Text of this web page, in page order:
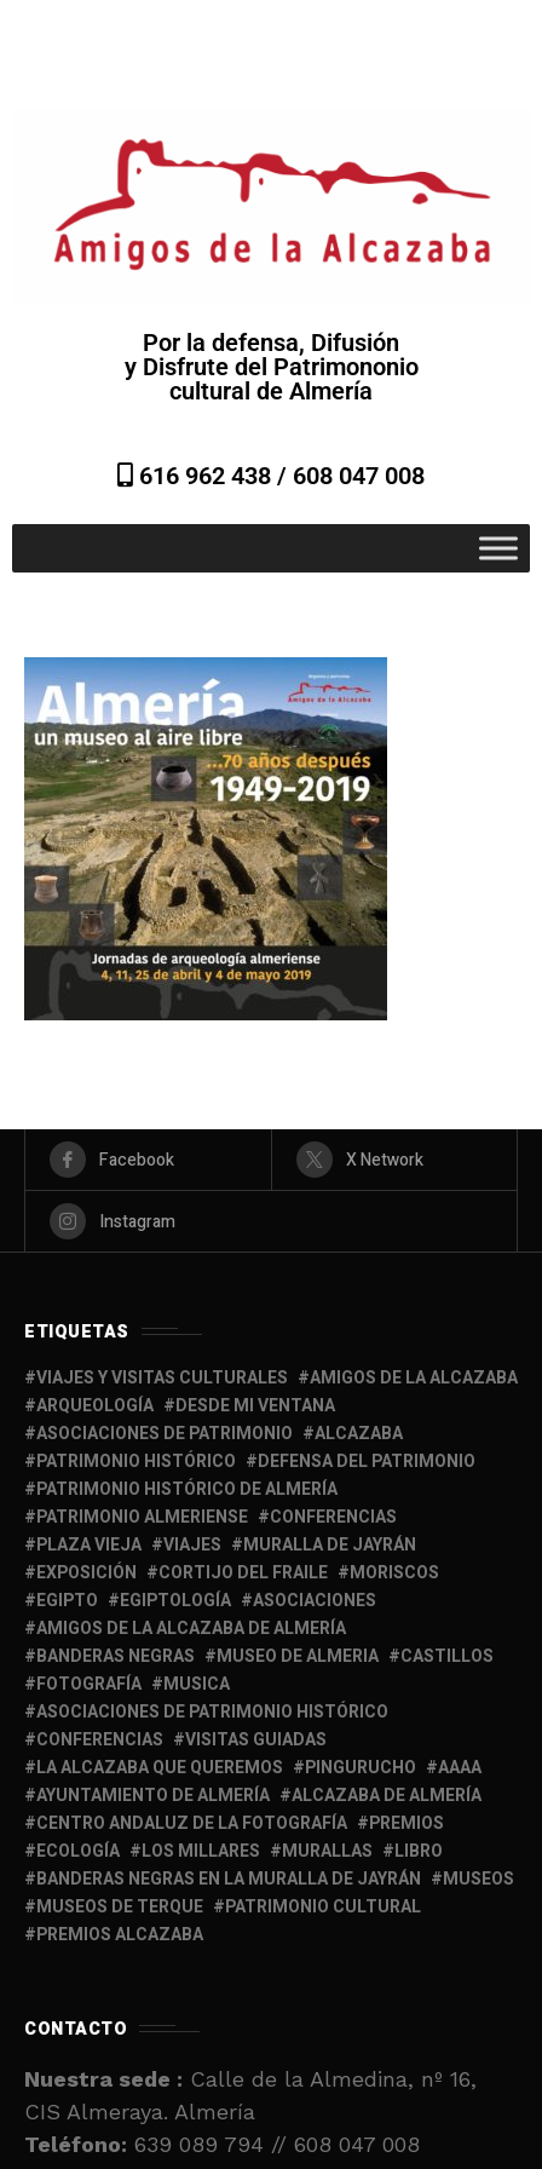
Por la defensa, Difusión
y Disfrute del Patrimononio
cultural de Almería
616 962 438 / 608 047 008
Facebook X Network
Instagram
ETIQUETAS
VIAJES Y VISITAS CULTURALES
AMIGOS DE LA ALCAZABA
ARQUEOLOGÍA
DESDE MI VENTANA
ASOCIACIONES DE PATRIMONIO
ALCAZABA
PATRIMONIO HISTÓRICO
DEFENSA DEL PATRIMONIO
PATRIMONIO HISTÓRICO DE ALMERÍA
PATRIMONIO ALMERIENSE
CONFERENCIAS
PLAZA VIEJA
VIAJES
MURALLA DE JAYRÁN
EXPOSICIÓN
CORTIJO DEL FRAILE
MORISCOS
EGIPTO
EGIPTOLOGÍA
ASOCIACIONES
AMIGOS DE LA ALCAZABA DE ALMERÍA
BANDERAS NEGRAS
MUSEO DE ALMERIA
CASTILLOS
FOTOGRAFÍA
MUSICA
ASOCIACIONES DE PATRIMONIO HISTÓRICO
CONFERENCIAS
VISITAS GUIADAS
LA ALCAZABA QUE QUEREMOS
PINGURUCHO
AAAA
AYUNTAMIENTO DE ALMERÍA
ALCAZABA DE ALMERÍA
CENTRO ANDALUZ DE LA FOTOGRAFÍA
PREMIOS
ECOLOGÍA
LOS MILLARES MURALLAS
LIBRO
BANDERAS NEGRAS EN LA MURALLA DE JAYRÁN
MUSEOS
MUSEOS DE TERQUE
PATRIMONIO CULTURAL
PREMIOS ALCAZABA
CONTACTO
Nuestra sede : Calle de la Almedina, nº 16,
CIS Almeraya. Almería
Teléfono: 639 089 794 // 608 047 008